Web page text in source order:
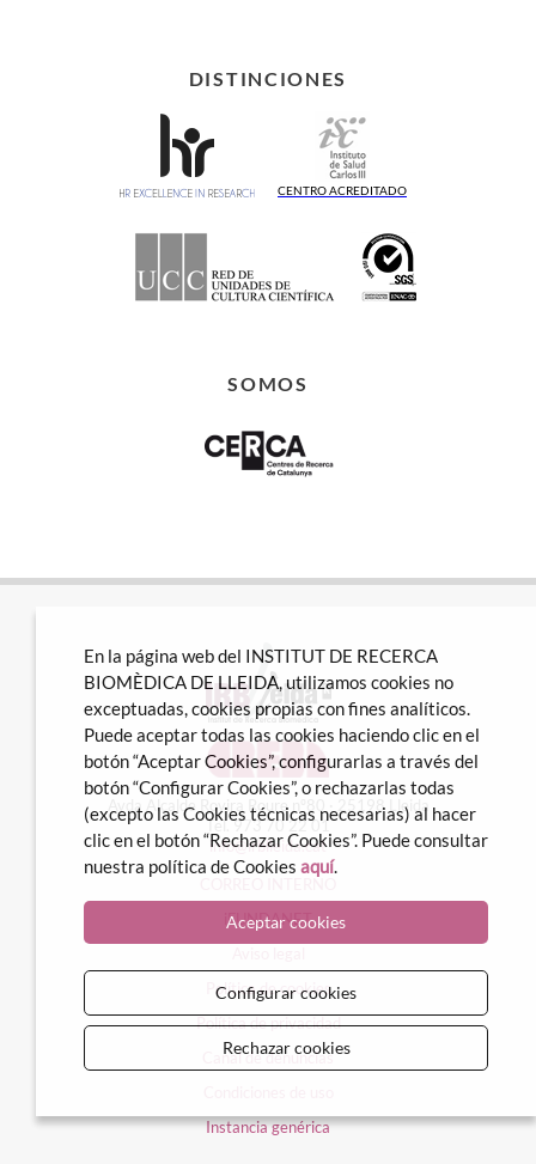
DISTINCIONES
CENTRO ACREDITADO
SOMOS
Avda Alcalde Rovira Roure nº80 · 25198 Lleida
Tel. 973 70 22 01
info@irblleida.cat
iFUNDANET
Política de cookies
Política de privacidad
Canal de denuncias
Instancia genérica
En la página web del INSTITUT DE RECERCA
BIOMÈDICA DE LLEIDA, utilizamos cookies no
exceptuadas, cookies propias con fines analíticos.
Puede aceptar todas las cookies haciendo clic en el
botón “Aceptar Cookies”, configurarlas a través del
botón “Configurar Cookies”, o rechazarlas todas
(excepto las Cookies técnicas necesarias) al hacer
clic en el botón “Rechazar Cookies”. Puede consultar
nuestra política de Cookies aquí.
Aceptar cookies
Configurar cookies
Rechazar cookies